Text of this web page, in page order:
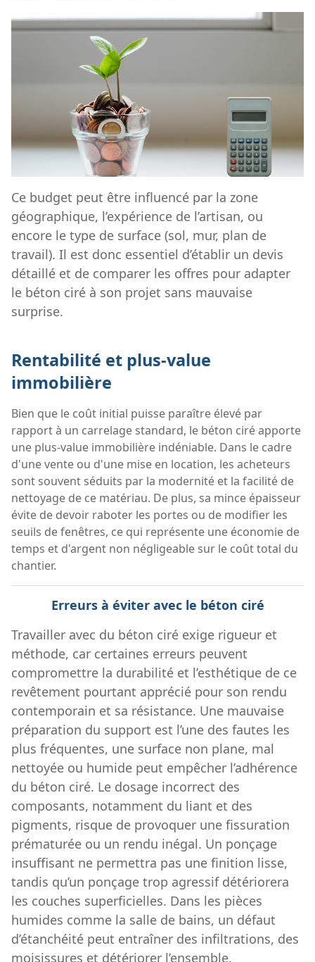
Ce budget peut être influencé par la zone
géographique, l’expérience de l’artisan, ou
encore le type de surface (sol, mur, plan de
travail). Il est donc essentiel d’établir un devis
détaillé et de comparer les offres pour adapter
le béton ciré à son projet sans mauvaise
surprise.
Rentabilité et plus-value
immobilière
Bien que le coût initial puisse paraître élevé par
rapport à un carrelage standard, le béton ciré apporte
une plus-value immobilière indéniable. Dans le cadre
d'une vente ou d'une mise en location, les acheteurs
sont souvent séduits par la modernité et la facilité de
nettoyage de ce matériau. De plus, sa mince épaisseur
évite de devoir raboter les portes ou de modifier les
seuils de fenêtres, ce qui représente une économie de
temps et d'argent non négligeable sur le coût total du
chantier.
Erreurs à éviter avec le béton ciré
Travailler avec du béton ciré exige rigueur et
méthode, car certaines erreurs peuvent
compromettre la durabilité et l’esthétique de ce
revêtement pourtant apprécié pour son rendu
contemporain et sa résistance. Une mauvaise
préparation du support est l’une des fautes les
plus fréquentes, une surface non plane, mal
nettoyée ou humide peut empêcher l’adhérence
du béton ciré. Le dosage incorrect des
composants, notamment du liant et des
pigments, risque de provoquer une fissuration
prématurée ou un rendu inégal. Un ponçage
insuffisant ne permettra pas une finition lisse,
tandis qu’un ponçage trop agressif détériorera
les couches superficielles. Dans les pièces
humides comme la salle de bains, un défaut
d’étanchéité peut entraîner des infiltrations, des
moisissures et détériorer l’ensemble.